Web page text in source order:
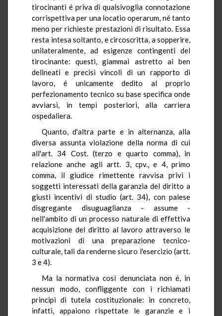
tirocinanti é priva di qualsivoglia connotazione
corrispettiva per una locatio operarum, né tanto
meno per richieste prestazioni di risultato. Essa
resta intesa soltanto, e circoscritta, a sopperire,
unilateralmente, ad esigenze contingenti del
tirocinante: questi, giammai astretto ai ben
delineati e precisi vincoli di un rapporto di
lavoro, é unicamente dedito al proprio
perfezionamento tecnico su base specifica onde
avviarsi, in tempi posteriori, alla carriera
ospedaliera.
Quanto, d'altra parte e in alternanza, alla
diversa assunta violazione della norma di cui
all'art. 34 Cost. (terzo e quarto comma), in
relazione anche agli artt. 3, cpv., e 4, primo
comma, il giudice rimettente ravvisa privi i
soggetti interessati della garanzia del diritto a
giusti incentivi di studio (art. 34), con palese
disgregante disuguaglianza - assume -
nell'ambito di un processo naturale di effettiva
acquisizione del diritto al lavoro attraverso le
motivazioni di una preparazione tecnico-
culturale, tali da renderne sicuro l'esercizio (artt.
3 e 4).
Ma la normativa così denunciata non é, in
nessun modo, confliggente con i richiamati
principi di tutela costituzionale: in concreto,
infatti, appaiono rispettate le garanzie e i